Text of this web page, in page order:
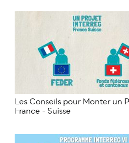
Les Conseils pour Monter un
France - Suisse